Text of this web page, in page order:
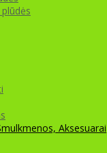
Aksesuarai